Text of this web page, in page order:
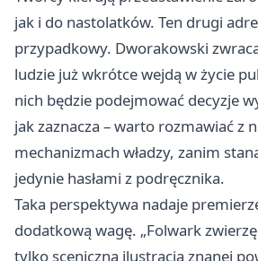
jak i do nastolatków. Ten drugi
przypadkowy. Dworakowski
ludzie już wkrótce wejdą w życie
nich będzie podejmować decyzje
jak zaznacza – warto rozmawiać z
mechanizmach władzy, zanim
jedynie hasłami z podręcznika.
Taka perspektywa nadaje
dodatkową wagę. „Folwark
tylko sceniczną ilustracją znanej